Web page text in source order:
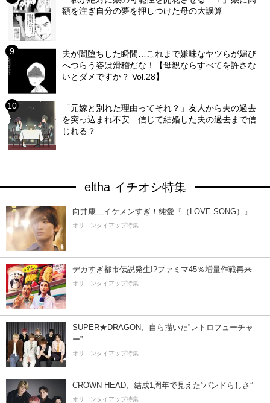
額を注ぎ自分の夢を押しつけた母の大誤算
夫が闇堕ちした瞬間…これまで嫌味なヤツらが媚び
へつらう姿は滑稽だな！【母親ならすべてを許さな
いとダメですか？ Vol.28】
「元嫁と別れた理由ってそれ？」友人から夫の過去
を突っ込まれ不安…信じて結婚した夫の過去まで信
じれる？
eltha イチオシ特集
向井康二イケメンすぎ！純愛『（LOVE SONG）』
オリコンタイアップ特集
デカすぎ都市伝説発生!?ファミマ45％増量作戦再来
オリコンタイアップ特集
SUPER★DRAGON、自ら描いた”レトロフューチャ
ー”
オリコンタイアップ特集
CROWN HEAD、結成1周年で見えた”バンドらしさ”
オリコンタイアップ特集